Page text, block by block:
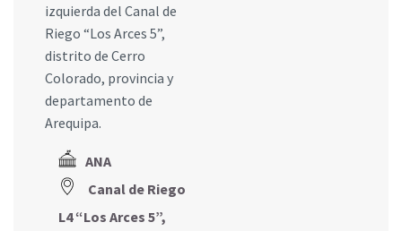
izquierda del Canal de
Riego “Los Arces 5”,
distrito de Cerro
Colorado, provincia y
departamento de
Arequipa.
ANA
Canal de Riego
L4 “Los Arces 5”,